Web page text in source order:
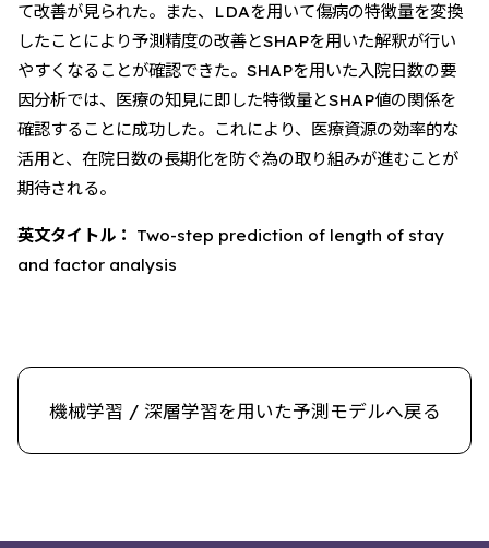
て改善が見られた。また、LDAを用いて傷病の特徴量を変換
したことにより予測精度の改善とSHAPを用いた解釈が行い
やすくなることが確認できた。SHAPを用いた入院日数の要
因分析では、医療の知見に即した特徴量とSHAP値の関係を
確認することに成功した。これにより、医療資源の効率的な
活用と、在院日数の長期化を防ぐ為の取り組みが進むことが
期待される。
英文タイトル： Two-step prediction of length of stay
and factor analysis
機械学習 / 深層学習を用いた予測モデルへ戻る